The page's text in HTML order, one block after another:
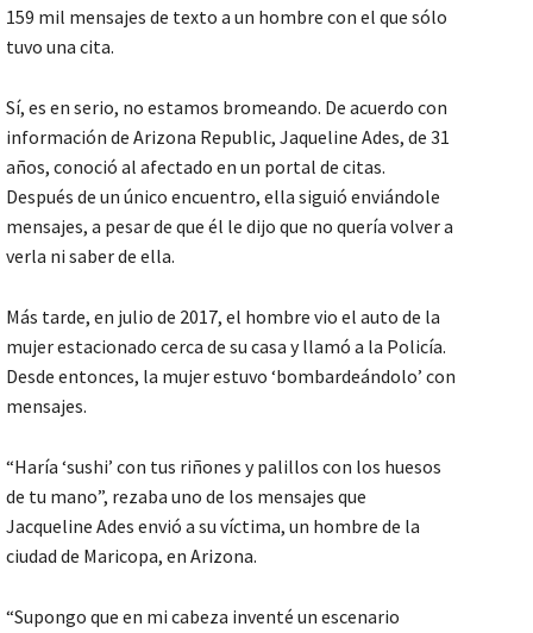
159 mil mensajes de texto a un hombre con el que sólo
tuvo una cita.
Sí, es en serio, no estamos bromeando. De acuerdo con
información de Arizona Republic, Jaqueline Ades, de 31
años, conoció al afectado en un portal de citas.
Después de un único encuentro, ella siguió enviándole
mensajes, a pesar de que él le dijo que no quería volver a
verla ni saber de ella.
Más tarde, en julio de 2017, el hombre vio el auto de la
mujer estacionado cerca de su casa y llamó a la Policía.
Desde entonces, la mujer estuvo ‘bombardeándolo’ con
mensajes.
“Haría ‘sushi’ con tus riñones y palillos con los huesos
de tu mano”, rezaba uno de los mensajes que
Jacqueline Ades envió a su víctima, un hombre de la
ciudad de Maricopa, en Arizona.
“Supongo que en mi cabeza inventé un escenario